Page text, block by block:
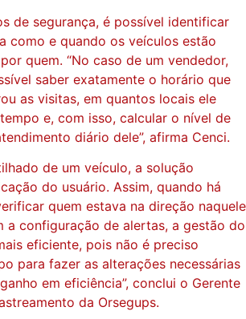
de segurança, é possível identificar
como e quando os veículos estão
quem. “No caso de um vendedor,
saber exatamente o horário que
as visitas, em quantos locais ele
e, com isso, calcular o nível de
diário dele”, afirma Cenci.
de um veículo, a solução
do usuário. Assim, quando há
quem estava na direção naquele
a configuração de alertas, a gestão do
eficiente, pois não é preciso
para fazer as alterações necessárias
em eficiência”, conclui o Gerente
da Orsegups.